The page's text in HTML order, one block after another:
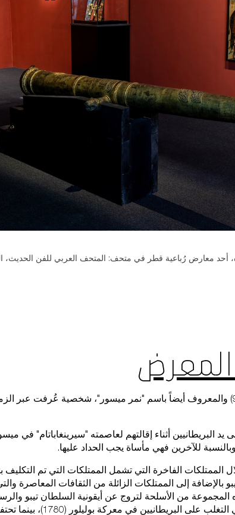
تبدأ قصتنا مع تيبو (1750 – 99) والمعروف أيضاً باسم "نمر ميسور"، شخصية عُرفت عبر
للآخرين فهي مأساة يجب الحداد عليها.
الممتلكات الفاخرة التي تشمل الممتلكات التي تم التكليف
بالإضافة إلى الممتلكات الزائلة من الثقافات المعاصرة
من الأسلحة لتروج عن أيقونية السلطان تيبو
التاريخية، ولتحتفل بإنجازه في التغلب على